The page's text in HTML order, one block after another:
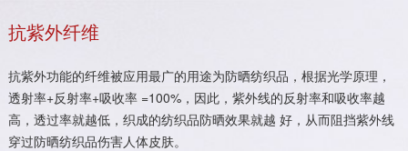
抗紫外纤维
抗紫外功能的纤维被应用最广的用途为防晒纺织品，根据光学原理，
透射率+反射率+吸收率 =100%，因此，紫外线的反射率和吸收率越
高，透过率就越低，织成的纺织品防晒效果就越 好，从而阻挡紫外线
穿过防晒纺织品伤害人体皮肤。